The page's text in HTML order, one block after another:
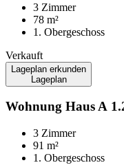
3 Zimmer
78 m²
1. Obergeschoss
Verkauft
Lageplan erkunden
Lageplan
Wohnung Haus A
3 Zimmer
91 m²
1. Obergeschoss